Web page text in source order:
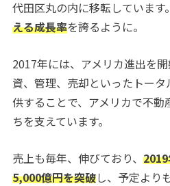
代田区丸の内に移転しています
える成長率を誇るように。
2017年には、アメリカ進出を
資、管理、売却といったトー
供することで、アメリカで不
ちを支えています。
売上も毎年、伸びており、
5,000億円を突破し、予定より